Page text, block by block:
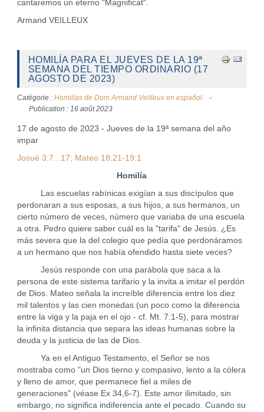
cantaremos un eterno "Magnificat".
Armand VEILLEUX
HOMILÍA PARA EL JUEVES DE LA 19ª
SEMANA DEL TIEMPO ORDINARIO (17
AGOSTO DE 2023)
Catégorie : Homilías de Dom Armand Veilleux en español.
Publication : 16 août 2023
17 de agosto de 2023 - Jueves de la 19ª semana del año
impar
Josué 3:7...17; Mateo 18:21-19:1
Homilía
Las escuelas rabínicas exigían a sus discípulos que
perdonaran a sus esposas, a sus hijos, a sus hermanos, un
cierto número de veces, número que variaba de una escuela
a otra. Pedro quiere saber cuál es la "tarifa" de Jesús. ¿Es
más severa que la del colegio que pedía que perdonáramos
a un hermano que nos había ofendido hasta siete veces?
Jesús responde con una parábola que saca a la
persona de este sistema tarifario y la invita a imitar el perdón
de Dios. Mateo señala la increíble diferencia entre los diez
mil talentos y las cien monedas (un poco como la diferencia
entre la viga y la paja en el ojo - cf. Mt. 7:1-5), para mostrar
la infinita distancia que separa las ideas humanas sobre la
deuda y la justicia de las de Dios.
Ya en el Antiguo Testamento, el Señor se nos
mostraba como "un Dios tierno y compasivo, lento a la cólera
y lleno de amor, que permanece fiel a miles de
generaciones" (véase Ex 34,6-7). Este amor ilimitado, sin
embargo, no significa indiferencia ante el pecado. Cuando su